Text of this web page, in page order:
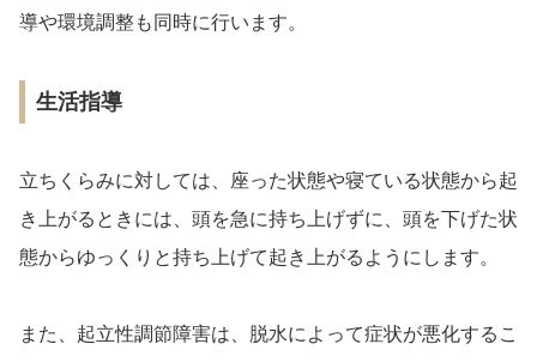
導や環境調整も同時に行います。
生活指導
立ちくらみに対しては、座った状態や寝ている状態から起
き上がるときには、頭を急に持ち上げずに、頭を下げた状
態からゆっくりと持ち上げて起き上がるようにします。
また、起立性調節障害は、脱水によって症状が悪化するこ